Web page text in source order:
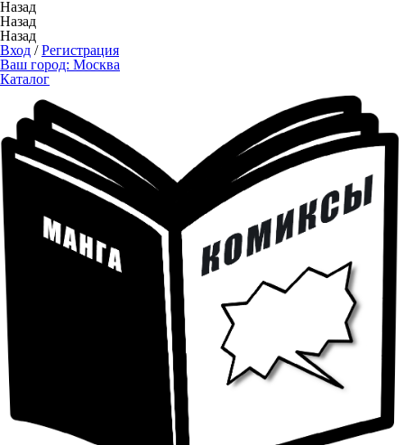
Назад
Назад
Назад
Вход /Регистрация
Ваш город: Москва
Каталог